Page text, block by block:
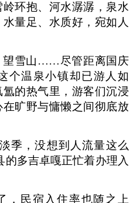
环抱、河水潺潺，泉水
量足、水质好，宛如人
望雪山……尽管距离国庆
个温泉小镇却已游人如
的热气里，游客们沉浸
旷野与慵懒之间彻底放
季，没想到人流量这么
的多吉卓嘎正忙着办理入
，民宿入住率也随之上